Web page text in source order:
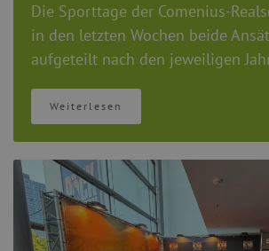
Die Sporttage der Comenius-
in den letzten Wochen beide
aufgeteilt nach den jeweiligen
Weiterlesen